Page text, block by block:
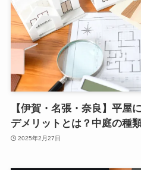
【伊賀・名張・奈良】平屋
デメリットとは？中庭の種
2025年2月27日